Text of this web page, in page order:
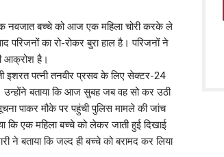
नवजात बच्चे को आज एक महिला चोरी करके ले
परिजनों का रो-रोकर बुरा हाल है। परिजनों ने
आक्रोश है।
इशरत पत्नी तनवीर प्रसव के लिए सेक्टर-24
बताया कि आज सुबह जब वह सो कर उठी
पाकर मौके पर पहुंची पुलिस मामले की जांच
कि एक महिला बच्चे को लेकर जाती हुई दिखाई
ने बताया कि जल्द ही बच्चे को बरामद कर लिया